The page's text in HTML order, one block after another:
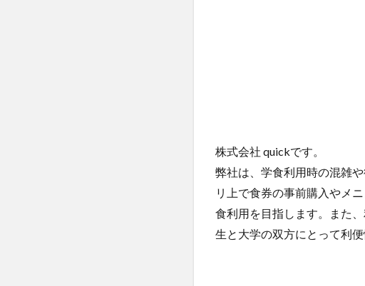
株式会社 quickです。
弊社は、学食利用時の混雑
リ上で食券の事前購入やメ
食利用を目指します。また
生と大学の双方にとって利